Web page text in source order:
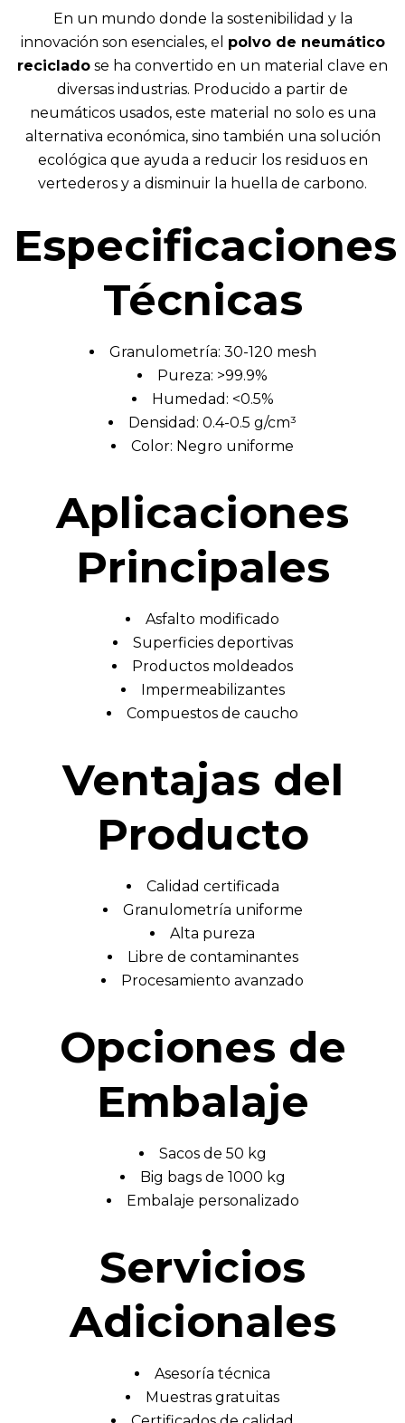
En un mundo donde la sostenibilidad y la
innovación son esenciales, el polvo de neumático
reciclado se ha convertido en un material clave en
diversas industrias. Producido a partir de
neumáticos usados, este material no solo es una
alternativa económica, sino también una solución
ecológica que ayuda a reducir los residuos en
vertederos y a disminuir la huella de carbono.
Especificaciones
Técnicas
Granulometría: 30-120 mesh
Pureza: >99.9%
Humedad: <0.5%
Densidad: 0.4-0.5 g/cm³
Color: Negro uniforme
Aplicaciones
Principales
Asfalto modificado
Superficies deportivas
Productos moldeados
Impermeabilizantes
Compuestos de caucho
Ventajas del
Producto
Calidad certificada
Granulometría uniforme
Alta pureza
Libre de contaminantes
Procesamiento avanzado
Opciones de
Embalaje
Sacos de 50 kg
Big bags de 1000 kg
Embalaje personalizado
Servicios
Adicionales
Asesoría técnica
Muestras gratuitas